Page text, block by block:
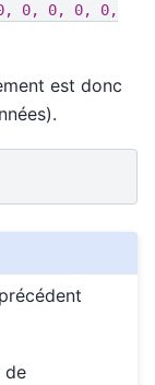
0, 0, 0,
0,
est donc
de